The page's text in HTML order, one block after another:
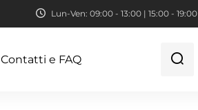
Lun-Ven: 09:00 - 13:00 | 15:00 - 19:00
Contatti e FAQ